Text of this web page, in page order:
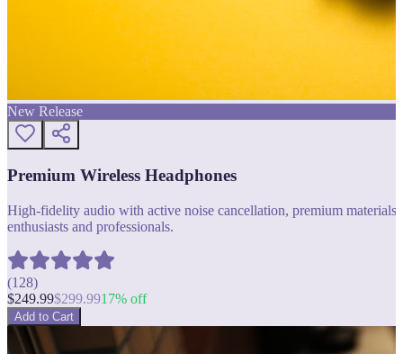
New Release
Premium Wireless Headphones
High-fidelity audio with active noise cancellation, premium
enthusiasts and professionals.
(128)
$249.99$299.9917% off
Add to Cart